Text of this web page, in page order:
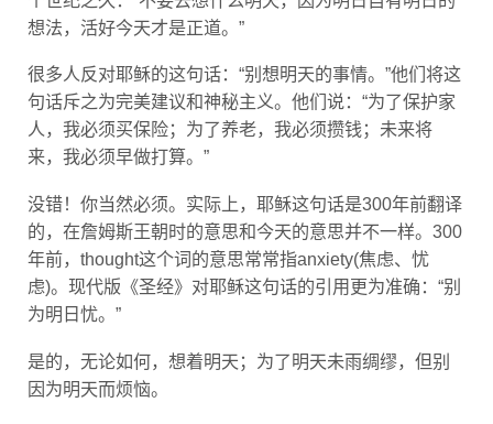
想法，活好今天才是正道。”
很多人反对耶稣的这句话：“别想明天的事情。”他们将这
句话斥之为完美建议和神秘主义。他们说：“为了保护家
人，我必须买保险；为了养老，我必须攒钱；未来将
来，我必须早做打算。”
没错！你当然必须。实际上，耶稣这句话是300年前翻译
的，在詹姆斯王朝时的意思和今天的意思并不一样。300
年前，thought这个词的意思常常指anxiety(焦虑、忧
虑)。现代版《圣经》对耶稣这句话的引用更为准确：“别
为明日忧。”
是的，无论如何，想着明天；为了明天未雨绸缪，但别
因为明天而烦恼。